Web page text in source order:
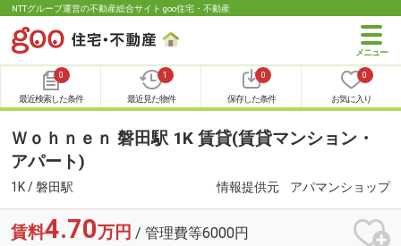
NTTグループ運営の不動産総合サイト goo住宅・不動産
0
最近検索した条件
1
最近見た物件
0
保存した条件
0
お気に入り
Ｗｏｈｎｅｎ 磐田駅 1K 賃貸(賃貸マンション・
アパート)
1K / 磐田駅 情報提供元 アパマンショップ
賃料4.70万円 / 管理費等6000円